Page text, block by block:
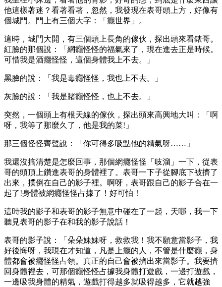
他這樣著迷？看著看著，忽然，我發現在表哥頭上方，好像有
個城門。門上有三個大字：「癮世界」。
這時，城門大開，有三個頭上長角的傢伙，探出頭來看錶哥。
紅臉的那個說：「網癮怪怪的福氣來了，現在進去正是時候。
可惜我是酒癮怪怪，這個身體我上不去。」
黑臉的說：「我是毒癮怪怪，我也上不去。」
灰臉的說：「我是賭癮怪怪，也上不去。」
突然，一個頭上有根天線的傢伙，探出頭來高興地大叫：「啊
呀，我等了那麼久了，他是我的菜!」
那三個怪怪齊聲說：「你可得多吸點他的精氣呀……」
我還沒搞清楚是怎麼回事，那個網癮怪怪「吱溜」一下，從表
哥的頭頂上鑽進表哥的身體裡了。表哥一下子從腳底下被擠了
出來，撲倒在自己的影子裡。啊呀，表哥跟自己的影子合在一
起了!身體被網癮怪怪占據了！好可怕！
這時我的影子和表哥的影子無意中碰在了一起，天哪，我一下
聽見表哥的影子在和我的影子說話！
表哥的影子說：「朵朵妹妹呀，救救我！我不願意當影子，我
好後悔呀，我現在才知道，凡是上癮的人，不管是什麼癮，身
體都會被癮怪怪占領。真正的自己會被擠出來當影子。我要擠
回身體裡去，可那個癮怪怪占據我身體打遊戲，一邊打遊戲，
一邊吸我身體的精氣，遊戲打得越多就吸得越多，它就越強